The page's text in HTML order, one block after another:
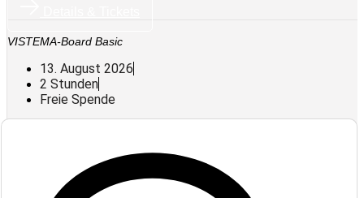
VISTEMA-Board Basic
13. August 2026
2 Stunden
Freie Spende